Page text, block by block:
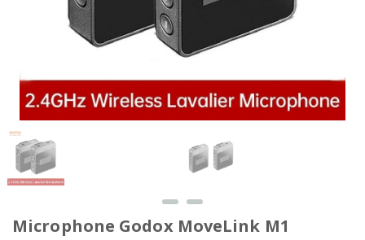
Microphone Godox MoveLink M1